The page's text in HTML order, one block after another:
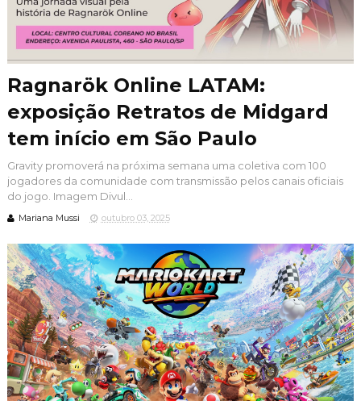
Ragnarök Online LATAM:
exposição Retratos de Midgard
tem início em São Paulo
Gravity promoverá na próxima semana uma coletiva com 100
jogadores da comunidade com transmissão pelos canais oficiais
do jogo. Imagem Divul...
Mariana Mussi outubro 03, 2025